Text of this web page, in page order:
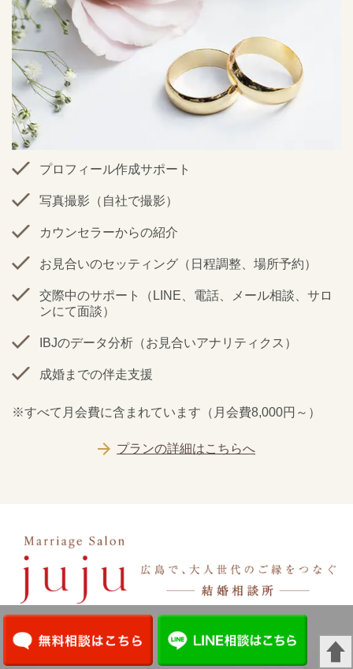
プロフィール作成サポート
写真撮影（自社で撮影）
カウンセラーからの紹介
お見合いのセッティング（日程調整、場所予約）
交際中のサポート（LINE、電話、メール相談、サロ
ンにて面談）
IBJのデータ分析（お見合いアナリティクス）
成婚までの伴走支援
※すべて月会費に含まれています（月会費8,000円～）
プランの詳細はこちらへ